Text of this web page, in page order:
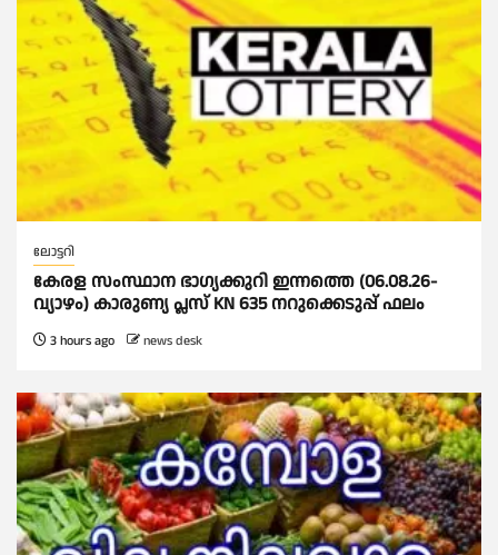
ലോട്ടറി
കേരള സംസ്ഥാന ഭാഗ്യക്കുറി ഇന്നത്തെ (06.08.26-
വ്യാഴം) കാരുണ്യ പ്ലസ് KN 635 നറുക്കെടുപ്പ് ഫലം
3 hours ago news desk